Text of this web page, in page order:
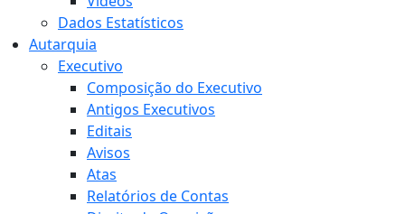
Dados Estatísticos
Autarquia
Executivo
Composição do Executivo
Antigos Executivos
Editais
Avisos
Atas
Relatórios de Contas